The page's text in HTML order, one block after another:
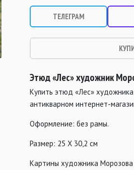
ТЕЛЕГРАМ
Этюд «Лес» художник
Купить этюд «Лес»
антикварном интернет-
Оформление: без рамы.
Размер: 25 X 30,2 см
Картины художника